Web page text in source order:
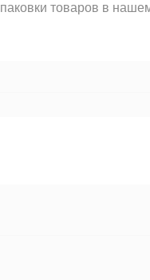
товаров в